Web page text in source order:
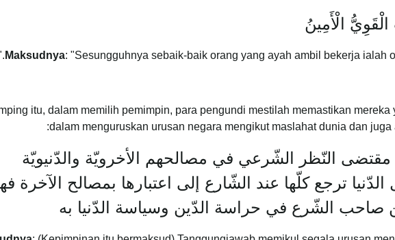
الْأَمِينُ
Maksudnya: "Sesungguhnya sebaik-baik orang yang ayah ambil bekerja ialah
itu, dalam memilih pemimpin, para pengundi mestilah memastikan
dalam menguruskan urusan negara mengikut maslahat dunia dan
النّظر الشّرعي في مصالحهم الأخرويّة والدّنيويّة
الدّنيا ترجع كلّها عند الشّارع إلى اعتبارها بمصالح الآخرة
صاحب الشّرع في حراسة الدّين وسياسة الدّنيا به